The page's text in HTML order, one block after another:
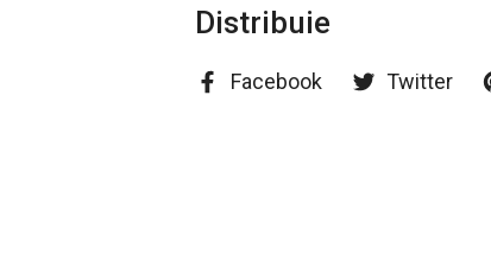
Distribuie
Facebook Twitter